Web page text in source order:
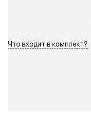
Что входит в комплект?